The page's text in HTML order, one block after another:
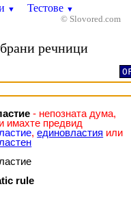
▼ Тестове ▼
© Slovored.com
речници
- непозната дума,
имахте предвид
,единовластия или
rule